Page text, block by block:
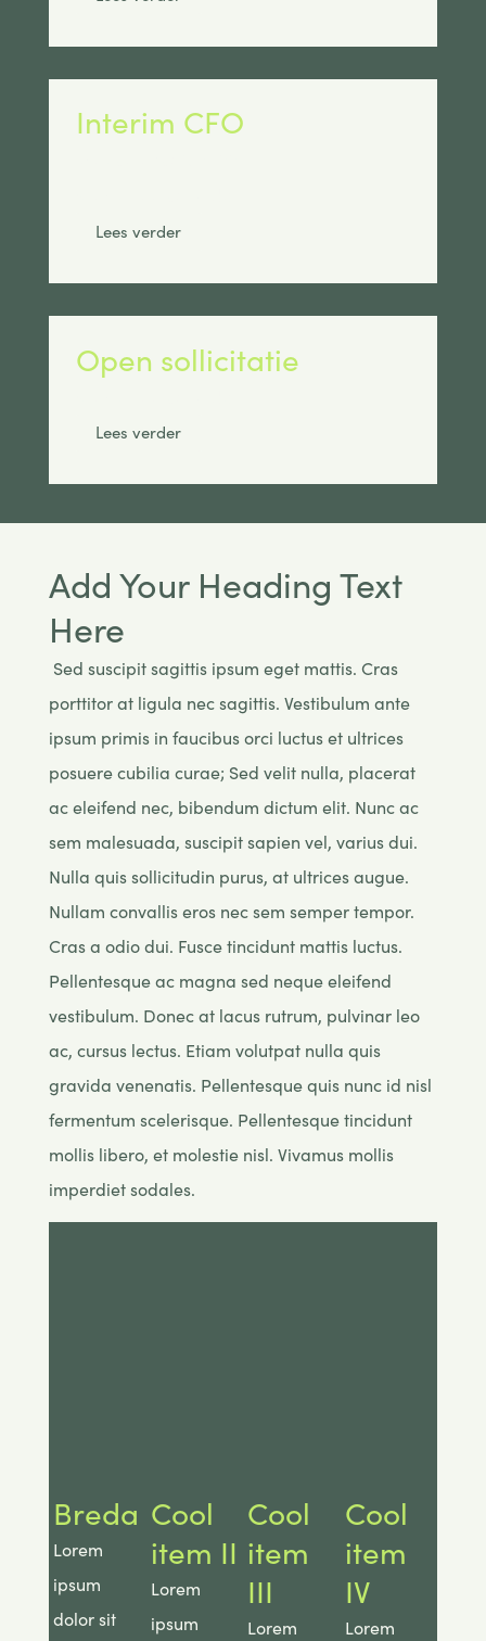
Interim CFO
Lees verder
Open sollicitatie
Lees verder
Add Your Heading Text
Here
Sed suscipit sagittis ipsum eget mattis. Cras
porttitor at ligula nec sagittis. Vestibulum ante
ipsum primis in faucibus orci luctus et ultrices
posuere cubilia curae; Sed velit nulla, placerat
ac eleifend nec, bibendum dictum elit. Nunc ac
sem malesuada, suscipit sapien vel, varius dui.
Nulla quis sollicitudin purus, at ultrices augue.
Nullam convallis eros nec sem semper tempor.
Cras a odio dui. Fusce tincidunt mattis luctus.
Pellentesque ac magna sed neque eleifend
vestibulum. Donec at lacus rutrum, pulvinar leo
ac, cursus lectus. Etiam volutpat nulla quis
gravida venenatis. Pellentesque quis nunc id nisl
fermentum scelerisque. Pellentesque tincidunt
mollis libero, et molestie nisl. Vivamus mollis
imperdiet sodales.
Breda
Lorem
ipsum
dolor sit
Cool
item II
Lorem
ipsum
Cool
item
III
Lorem
Cool
item
IV
Lorem